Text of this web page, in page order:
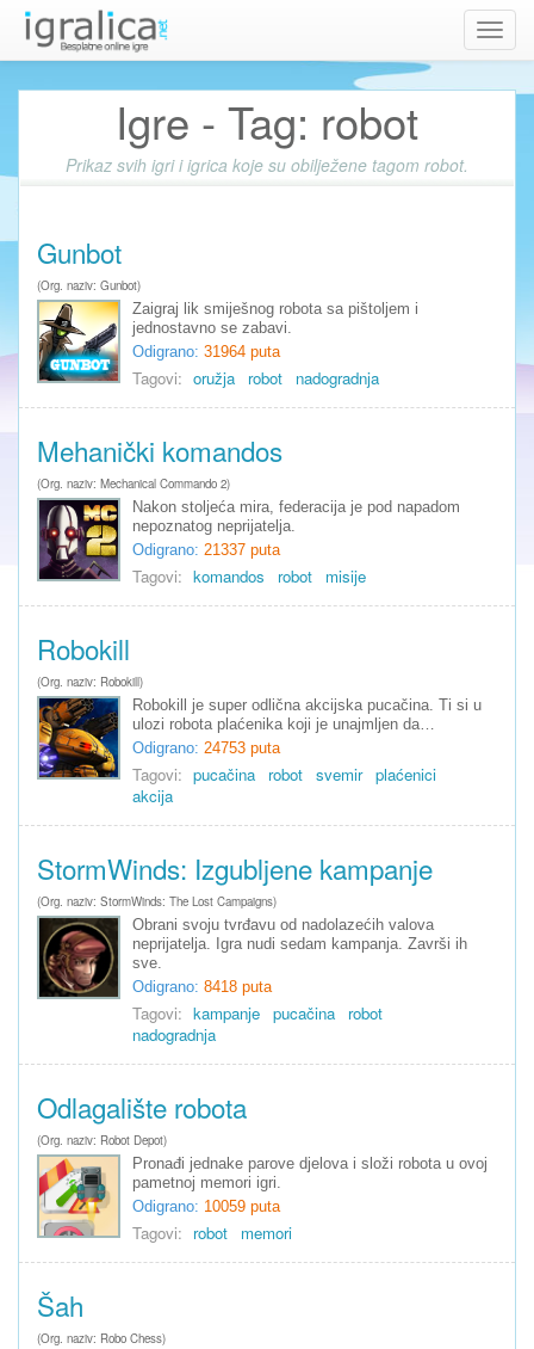
Igre - Tag: robot
Prikaz svih igri i igrica koje su obilježene tagom robot.
Gunbot
(Org. naziv: Gunbot)
Zaigraj lik smiješnog robota sa pištoljem i
jednostavno se zabavi.
Odigrano: 31964 puta
Tagovi: oružja robot nadogradnja
Mehanički komandos
(Org. naziv: Mechanical Commando 2)
Nakon stoljeća mira, federacija je pod napadom
nepoznatog neprijatelja.
Odigrano: 21337 puta
Tagovi: komandos robot misije
Robokill
(Org. naziv: Robokill)
Robokill je super odlična akcijska pucačina. Ti si u
ulozi robota plaćenika koji je unajmljen da…
Odigrano: 24753 puta
Tagovi: pucačina robot svemir plaćenici
akcija
StormWinds: Izgubljene kampanje
(Org. naziv: StormWinds: The Lost Campaigns)
Obrani svoju tvrđavu od nadolazećih valova
neprijatelja. Igra nudi sedam kampanja. Završi ih
sve.
Odigrano: 8418 puta
Tagovi: kampanje pucačina
robot
nadogradnja
Odlagalište robota
(Org. naziv: Robot Depot)
Pronađi jednake parove djelova i složi robota u ovoj
pametnoj memori igri.
Odigrano: 10059 puta
Tagovi: robot memori
Šah
(Org. naziv: Robo Chess)